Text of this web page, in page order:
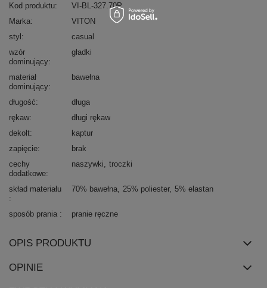
Kod produktu
VI-BL-327.70P
Marka
VITON
styl
casual
wzór
dominujący
gładki
materiał
dominujący
bawełna
długość
długa
rękaw
długi rękaw
dekolt
kaptur
zapięcie
brak
cechy
dodatkowe
naszywki troczki
skład materiału 70% bawełna 25% poliester 5% elastan
sposób prania pranie ręczne
OPIS PRODUKTU
OPINIE